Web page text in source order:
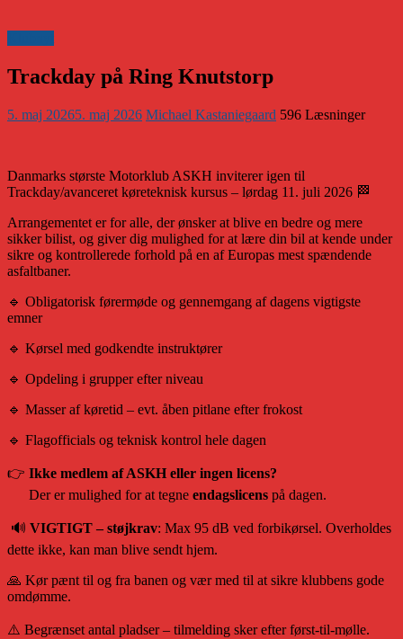
Trackday på Ring Knutstorp
5. maj 20265. maj 2026 Michael Kastaniegaard 596 Læsninger
Danmarks største Motorklub ASKH inviterer igen til
Trackday/avanceret køreteknisk kursus – lørdag 11. juli 2026 🏁
Arrangementet er for alle, der ønsker at blive en bedre og mere
sikker bilist, og giver dig mulighed for at lære din bil at kende under
sikre og kontrollerede forhold på en af Europas mest spændende
asfaltbaner.
🔹 Obligatorisk førermøde og gennemgang af dagens vigtigste
emner
🔹 Kørsel med godkendte instruktører
🔹 Opdeling i grupper efter niveau
🔹 Masser af køretid – evt. åben pitlane efter frokost
🔹 Flagofficials og teknisk kontrol hele dagen
👉 Ikke medlem af ASKH eller ingen licens?
Der er mulighed for at tegne endagslicens på dagen.
🔊 VIGTIGT – støjkrav: Max 95 dB ved forbikørsel. Overholdes
dette ikke, kan man blive sendt hjem.
🙏 Kør pænt til og fra banen og vær med til at sikre klubbens gode
omdømme.
⚠️ Begrænset antal pladser – tilmelding sker efter først-til-mølle.